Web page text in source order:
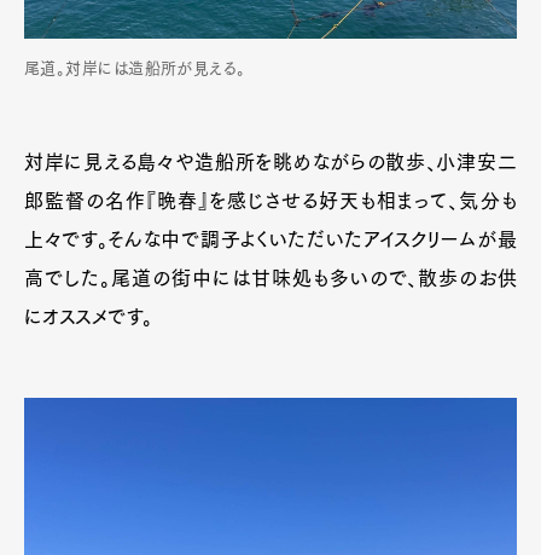
尾道。対岸には造船所が見える。
対岸に見える島々や造船所を眺めながらの散歩、小津安二
郎監督の名作『晩春』を感じさせる好天も相まって、気分も
上々です。そんな中で調子よくいただいたアイスクリームが最
高でした。尾道の街中には甘味処も多いので、散歩のお供
にオススメです。